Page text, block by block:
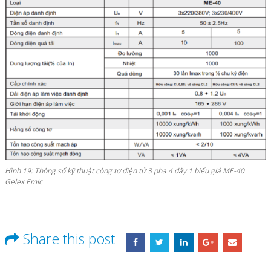
Hình 19: Thông số kỹ thuật công tơ điện tử 3 pha 4 dây 1 biểu giá ME-40
Gelex Emic
Share this post